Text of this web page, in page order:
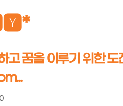
고 꿈을 이루기 위한 도